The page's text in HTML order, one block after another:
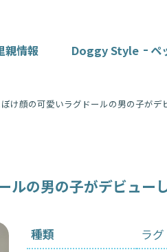
親情報 Doggy Style
ペ
安心パック
ぼけ顔の可愛いラグドールの男の子が
ルの男の子がデビュー
種類
ラ